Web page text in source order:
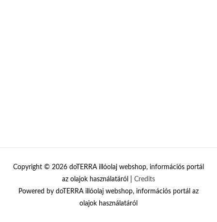
Copyright © 2026 doTERRA illóolaj webshop, információs portál
az olajok használatáról
Credits
Powered by doTERRA illóolaj webshop, információs portál az
olajok használatáról